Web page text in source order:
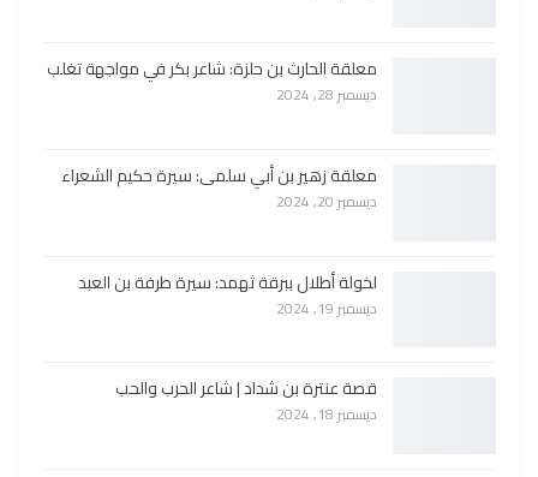
معلقة الحارث بن حلزة: شاعر بكر في مواجهة تغلب
ديسمبر 28, 2024
معلقة زهير بن أبي سلمى: سيرة حكيم الشعراء
ديسمبر 20, 2024
لخولة أطلال ببرقة ثهمد: سيرة طرفة بن العبد
ديسمبر 19, 2024
قصة عنترة بن شداد | شاعر الحرب والحب
ديسمبر 18, 2024